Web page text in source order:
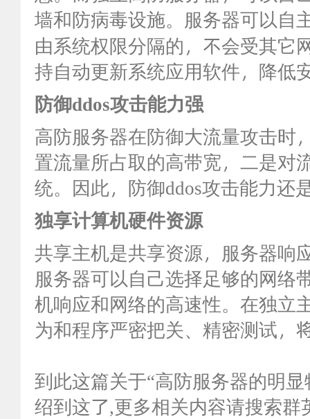
墙和防病毒设施。服务器可以自
由系统权限分隔的，不会受其它
持自动更新系统应用软件，降低
防御ddos攻击能力强
高防服务器在防御大流量攻击时
置流量所占取的高带宽，二是对
统。因此，防御ddos攻击能力还
独享计算机硬件资源
共享主机是共享资源，服务器响
服务器可以自己选择足够的网络
机响应和网络的高速性。在独立
为和程序严密把关、精密测试，
到此这篇关于“高防服务器的明
绍到这了,更多相关内容请搜索